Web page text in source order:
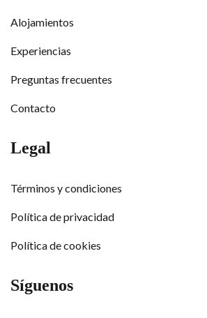
Alojamientos
Experiencias
Preguntas frecuentes
Contacto
Legal
Términos y condiciones
Política de privacidad
Política de cookies
Síguenos